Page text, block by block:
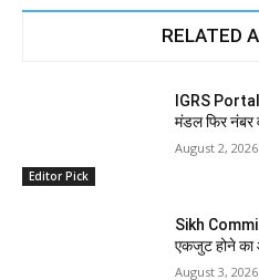
RELATED
Editor Pick
IGRS
मंडल फिर नंबर
August 2, 2026
Sikh
एकजुट होने का
August 3, 2026